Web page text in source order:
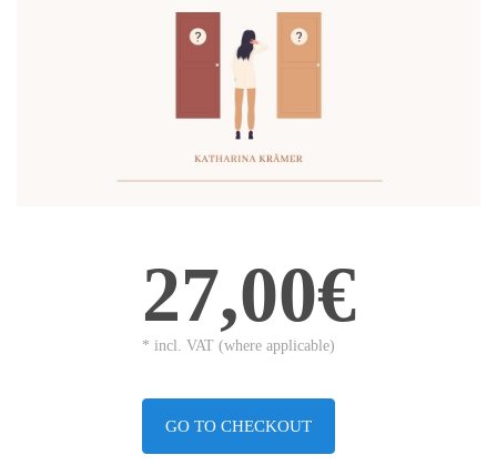
27,00€
* incl. VAT (where applicable)
GO TO CHECKOUT